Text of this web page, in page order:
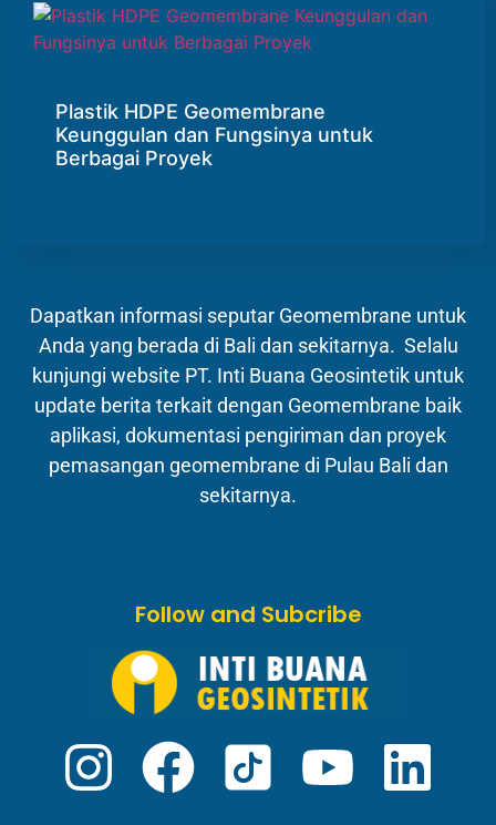
Plastik HDPE Geomembrane
Keunggulan dan Fungsinya untuk
Berbagai Proyek
Dapatkan informasi seputar Geomembrane untuk
Anda yang berada di Bali dan sekitarnya. Selalu
kunjungi website PT. Inti Buana Geosintetik untuk
update berita terkait dengan Geomembrane baik
aplikasi, dokumentasi pengiriman dan proyek
pemasangan geomembrane di Pulau Bali dan
sekitarnya.
Follow and Subcribe